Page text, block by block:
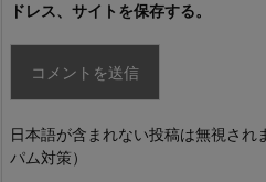
ドレス、サイトを保存する。
日本語が含まれない投稿は無視され
パム対策）